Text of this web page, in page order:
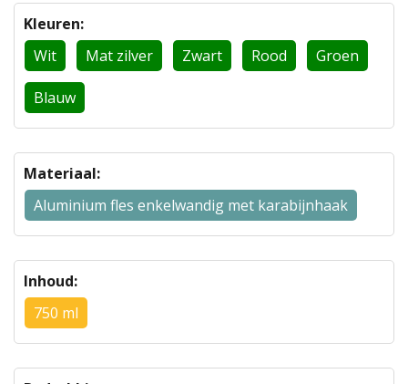
Kleuren:
Wit
Mat zilver Zwart Rood Groen
Blauw
Materiaal:
Aluminium fles enkelwandig met karabijnhaak
Inhoud:
750 ml